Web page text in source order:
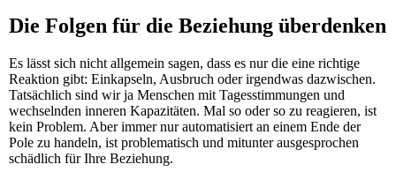
Die Folgen für die Beziehung überdenken
Es lässt sich nicht allgemein sagen, dass es nur die eine richtige
Reaktion gibt: Einkapseln, Ausbruch oder irgendwas dazwischen.
Tatsächlich sind wir ja Menschen mit Tagesstimmungen und
wechselnden inneren Kapazitäten. Mal so oder so zu reagieren, ist
kein Problem. Aber immer nur automatisiert an einem Ende der
Pole zu handeln, ist problematisch und mitunter ausgesprochen
schädlich für Ihre Beziehung.